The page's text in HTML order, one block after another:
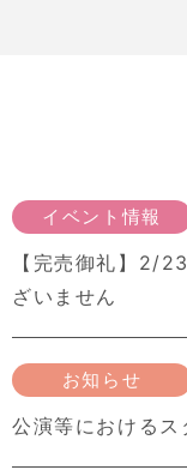
イベント情報
【完売御礼】2/
ざいません
お知らせ
公演等におけるス